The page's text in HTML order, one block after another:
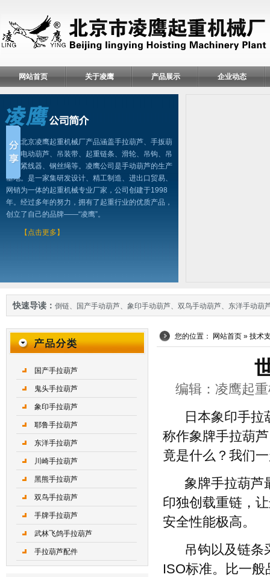
网站首页 关于凌鹰 产品展示 企业动态
北京凌鹰起重机械厂产品涵盖手拉葫芦、手扳葫
芦、电动葫芦、吊装带、起重链条、滑轮、吊钩、吊
具、紧线器、钢丝绳等。凌鹰公司是手动葫芦的生产
基地。是一家集研发设计、精工制造、进出口贸易、
网销为一体的起重机械专业厂家，公司创建于1998
年。经过多年的努力，拥有了起重行业的优质产品，
创立了自己的品牌——“凌鹰”。
【点击更多】
快速导读： 倒链、 国产手动葫芦、 象印手动葫芦、 双鸟手动葫芦、 东洋手动葫
您的位置： 网站首页 » 技术
编辑：凌鹰起
日本象印手拉
称作象牌手拉葫
竟是什么？我们
象牌手拉葫芦
印独创载重链，
安全性能极高。
吊钩以及链条
ISO标准。比一
国产手拉葫芦
鬼头手拉葫芦
象印手拉葫芦
耶鲁手拉葫芦
东洋手拉葫芦
川崎手拉葫芦
黑熊手拉葫芦
双鸟手拉葫芦
手牌手拉葫芦
武林飞鸽手拉葫芦
手拉葫芦配件